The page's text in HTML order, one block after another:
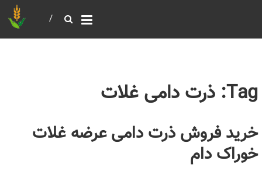
Tag: ذرت دامی غلات
خرید فروش ذرت دامی عرضه غلات
خوراک دام